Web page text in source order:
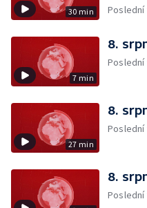
30 min
7 min
8.
27 min
8.
8.